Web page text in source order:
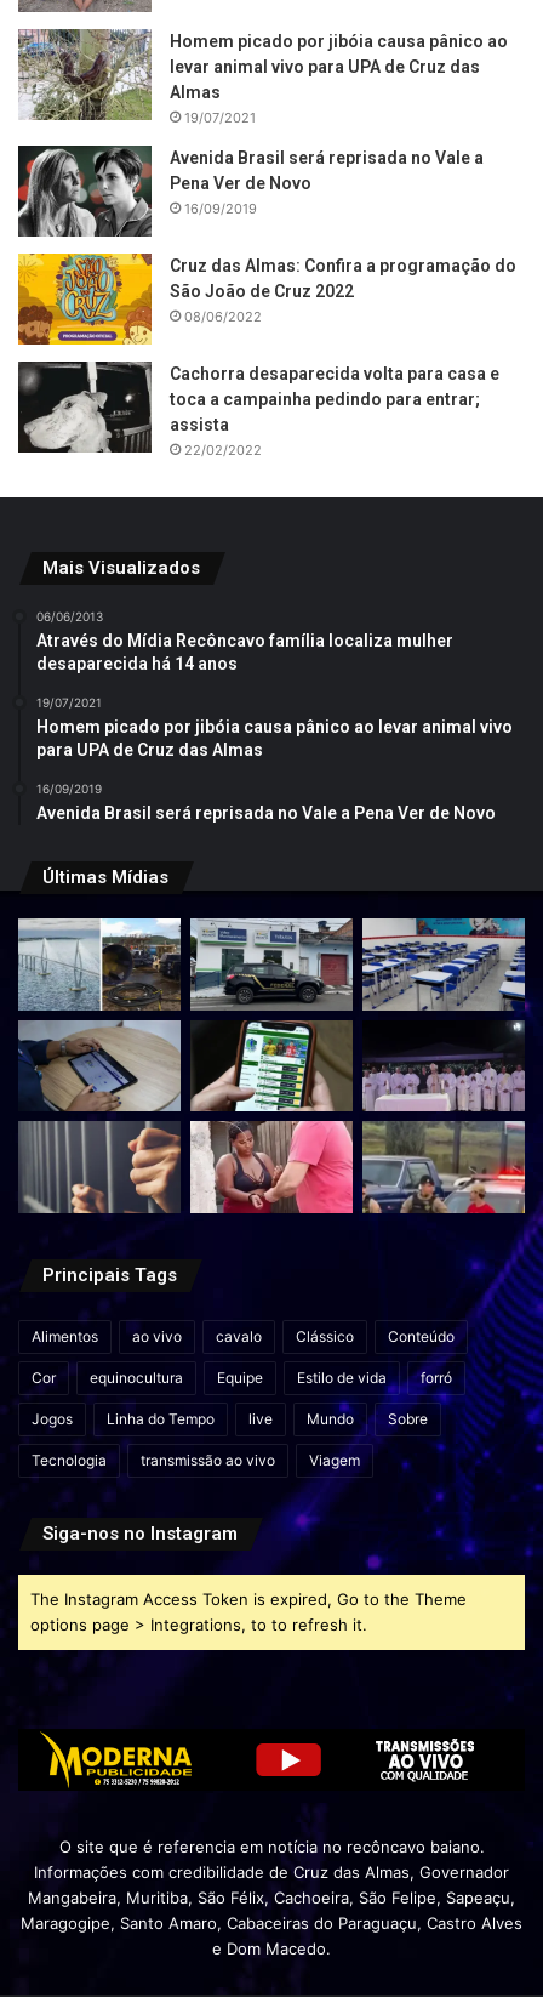
Homem picado por jibóia causa pânico ao
levar animal vivo para UPA de Cruz das
Almas
19/07/2021
Avenida Brasil será reprisada no Vale a
Pena Ver de Novo
16/09/2019
Cruz das Almas: Confira a programação do
São João de Cruz 2022
08/06/2022
Cachorra desaparecida volta para casa e
toca a campainha pedindo para entrar;
assista
22/02/2022
Mais Visualizados
06/06/2013
Através do Mídia Recôncavo família localiza mulher
desaparecida há 14 anos
19/07/2021
Homem picado por jibóia causa pânico ao levar animal vivo
para UPA de Cruz das Almas
16/09/2019
Avenida Brasil será reprisada no Vale a Pena Ver de Novo
Últimas Mídias
Principais Tags
Alimentos ao vivo cavalo Clássico Conteúdo
Cor equinocultura Equipe Estilo de vida forró
Jogos Linha do Tempo live Mundo Sobre
Tecnologia transmissão ao vivo Viagem
Siga-nos no Instagram
The Instagram Access Token is expired, Go to the Theme
options page > Integrations, to to refresh it.
O site que é referencia em notícia no recôncavo baiano.
Informações com credibilidade de Cruz das Almas, Governador
Mangabeira, Muritiba, São Félix, Cachoeira, São Felipe, Sapeaçu,
Maragogipe, Santo Amaro, Cabaceiras do Paraguaçu, Castro Alves
e Dom Macedo.